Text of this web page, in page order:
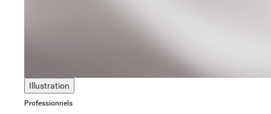
Illustration
Professionnels